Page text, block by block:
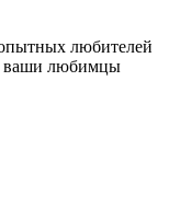
любителей
ваши любимцы